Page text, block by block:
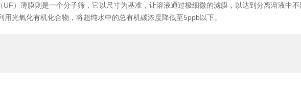
）薄膜则是一个分子筛，它以尺寸为基准，让溶液通过极细微的滤膜，以达到分离溶液中
光氧化有机化合物，将超纯水中的总有机碳浓度降低至5ppb以下。